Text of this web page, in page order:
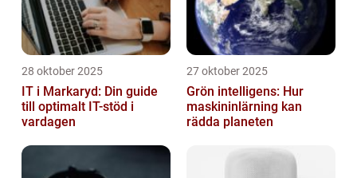
28 oktober 2025
IT i Markaryd: Din guide
till optimalt IT-stöd i
vardagen
27 oktober 2025
Grön intelligens: Hur
maskininlärning kan
rädda planeten